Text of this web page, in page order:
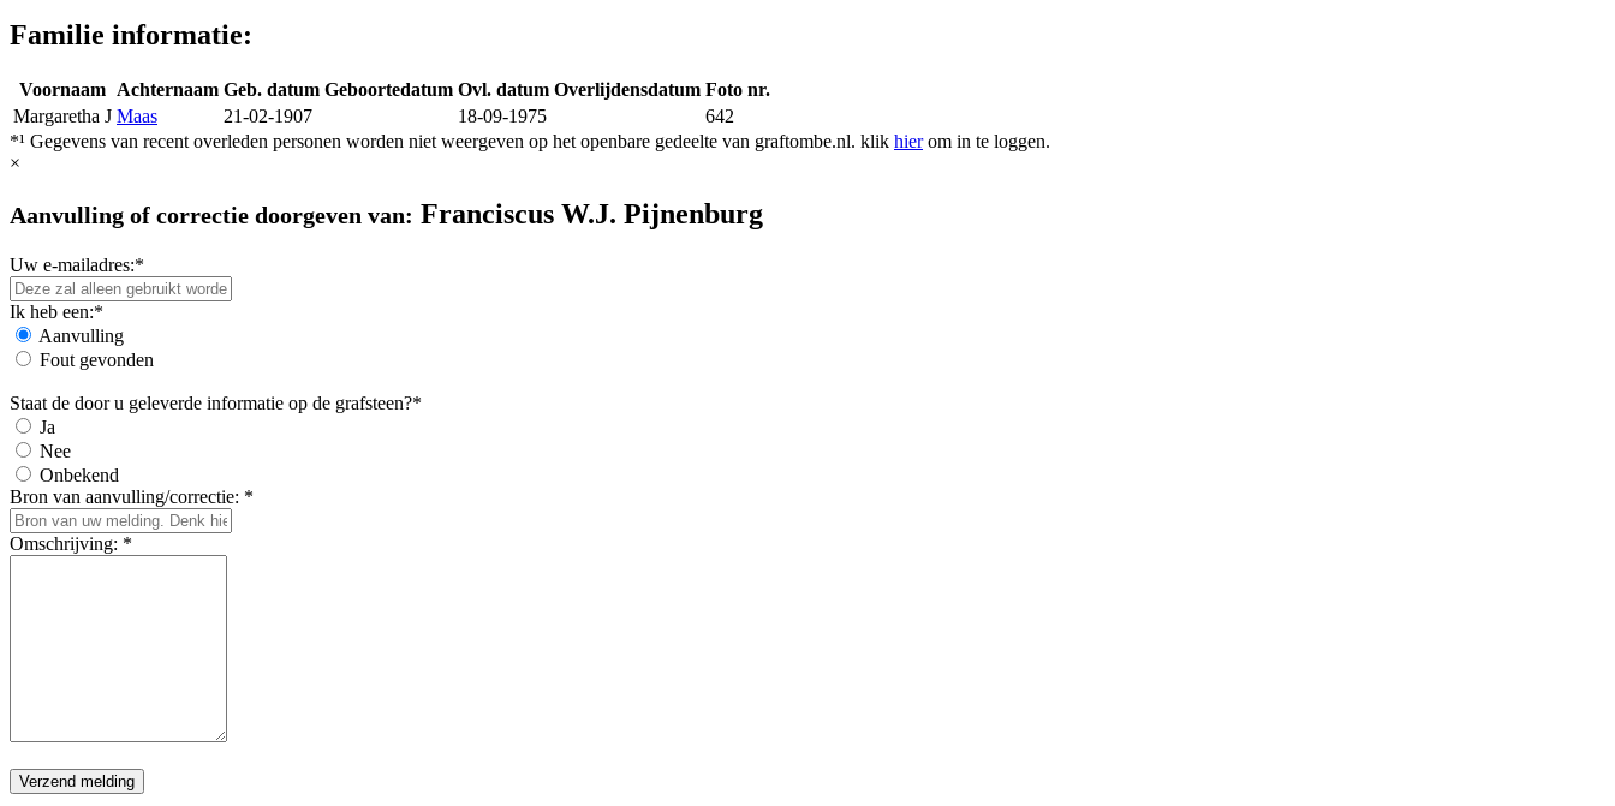
Familie informatie:
Voornaam Achternaam Geb. datum Geboortedatum Ovl. datum Overlijdensdatum Foto nr.
Margaretha J Maas 21-02-1907 18-09-1975
642
*¹ Gegevens van recent overleden personen worden niet weergeven op het openbare gedeelte van graftombe.nl. klik hierom in te loggen.
×
Aanvulling of correctie doorgeven van: Franciscus W.J. Pijnenburg
Uw e-mailadres:*
Ik heb een:*
Aanvulling
Fout gevonden
Staat de door u geleverde informatie op de grafsteen?*
Ja
Nee
Onbekend
Bron van aanvulling/correctie: *
Omschrijving: *